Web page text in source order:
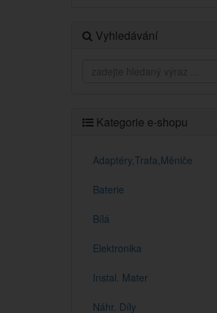
Vyhledávání
Kategorie e-shopu
Adaptéry,Trafa,Měniče
Baterie
Bílá
Elektronika
Instal. Mater
Náhr. Díly